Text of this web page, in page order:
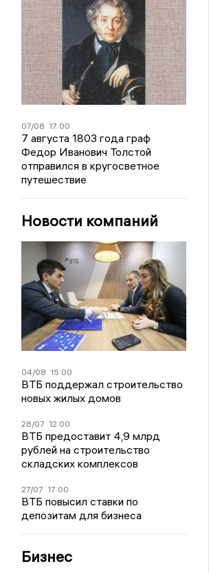
07/08 17:00
7 августа 1803 года граф
Федор Иванович Толстой
отправился в кругосветное
путешествие
Новости компаний
04/08 15:00
ВТБ поддержал строительство
новых жилых домов
28/07 12:00
ВТБ предоставит 4,9 млрд
рублей на строительство
складских комплексов
27/07 17:00
ВТБ повысил ставки по
депозитам для бизнеса
Бизнес